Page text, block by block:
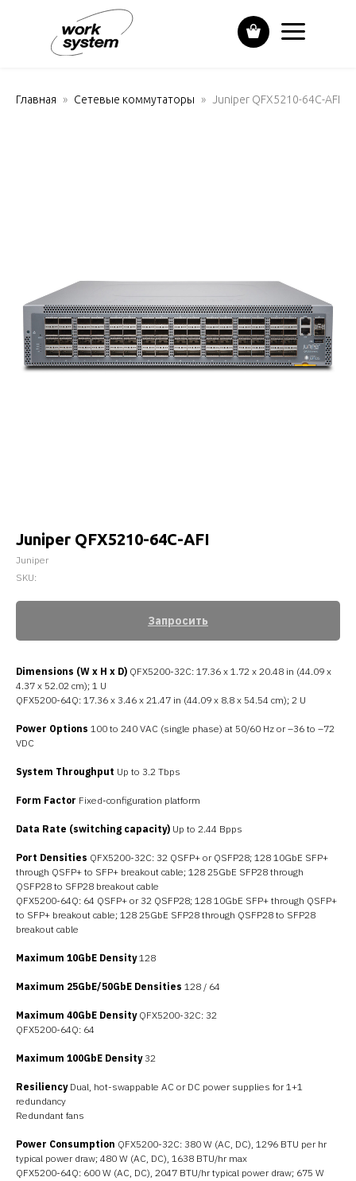
Главная Сетевые коммутаторы Juniper QFX5210-64C-AFI
Juniper QFX5210-64C-AFI
Juniper
SKU:
Запросить
Dimensions (W x H x D) QFX5200-32C: 17.36 x 1.72 x 20.48 in (44.09 x
4.37 x 52.02 cm); 1 U
QFX5200-64Q: 17.36 x 3.46 x 21.47 in (44.09 x 8.8 x 54.54 cm); 2 U
Power Options 100 to 240 VAC (single phase) at 50/60 Hz or –36 to –72
VDC
System Throughput Up to 3.2 Tbps
Form Factor Fixed-configuration platform
Data Rate (switching capacity) Up to 2.44 Bpps
Port Densities QFX5200-32C: 32 QSFP+ or QSFP28; 128 10GbE SFP+
through QSFP+ to SFP+ breakout cable; 128 25GbE SFP28 through
QSFP28 to SFP28 breakout cable
QFX5200-64Q: 64 QSFP+ or 32 QSFP28; 128 10GbE SFP+ through QSFP+
to SFP+ breakout cable; 128 25GbE SFP28 through QSFP28 to SFP28
breakout cable
Maximum 10GbE Density128
Maximum 25GbE/50GbE Densities 128 / 64
Maximum 40GbE DensityQFX5200-32C: 32
QFX5200-64Q: 64
Maximum 100GbE Density32
ResiliencyDual, hot-swappable AC or DC power supplies for 1+1
redundancy
Redundant fans
Power Consumption QFX5200-32C: 380 W (AC, DC), 1296 BTU per hr
typical power draw; 480 W (AC, DC), 1638 BTU/hr max
QFX5200-64Q: 600 W (AC, DC), 2047 BTU/hr typical power draw; 675 W